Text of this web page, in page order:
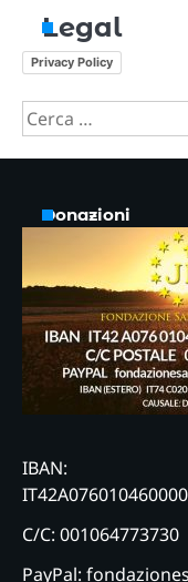
Legal
Privacy Policy
Ricerca
per:
Donazioni
IBAN:
C/C: 001064773730
PayPal: